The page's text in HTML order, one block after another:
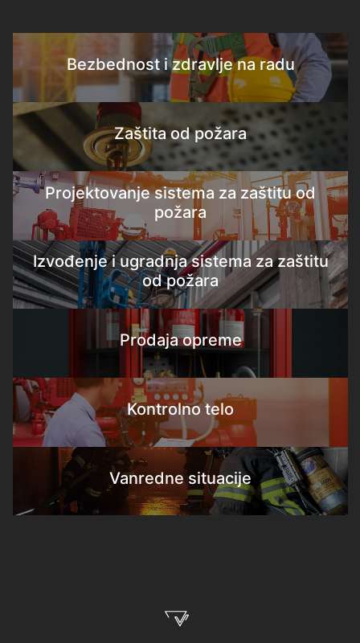
Bezbednost i zdravlje na radu
Zaštita od požara
Projektovanje sistema za zaštitu od
požara
Izvođenje i ugradnja sistema za zaštitu
od požara
Prodaja opreme
Kontrolno telo
Vanredne situacije